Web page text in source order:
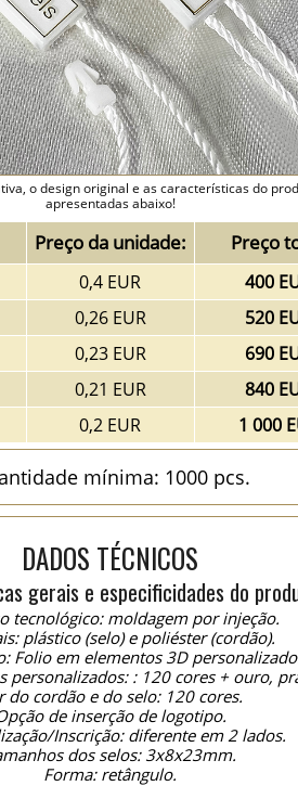
o design original e as características do
apresentadas abaixo!
Preço da unidade: Preço
0,4 EUR
400
0,26 EUR
520
0,23 EUR
690
0,21 EUR
840
0,2 EUR 1 000
mínima: 1000 pcs.
DADOS TÉCNICOS
gerais e especificidades do
tecnológico: moldagem por injeção.
plástico (selo) e poliéster (cordão).
Folio em elementos 3D
personalizados: : 120 cores + ouro,
do cordão e do selo: 120 cores.
de inserção de logotipo.
Inscrição: diferente em 2 lados.
dos selos: 3x8x23mm.
Forma: retângulo.